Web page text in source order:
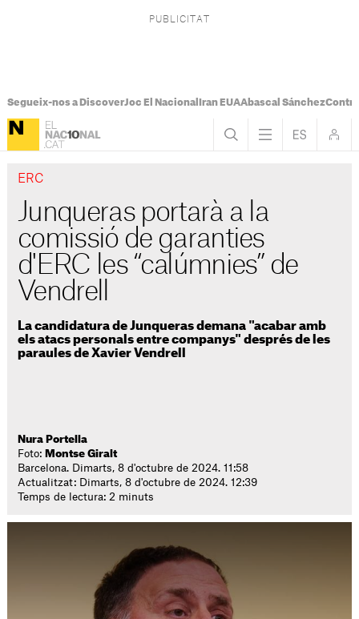
Segueix-nos a DiscoverJoc El Nacional Iran EUAAbascal Sánchez
ERC
Junqueras portarà a la
comissió de garanties
d'ERC les “calúmnies” de
Vendrell
La candidatura de Junqueras demana "acabar amb
els atacs personals entre companys" després de les
paraules de Xavier Vendrell
Nura Portella
Foto: Montse Giralt
Barcelona. Dimarts, 8 d'octubre de 2024. 11:58
Actualitzat: Dimarts, 8 d'octubre de 2024. 12:39
Temps de lectura: 2 minuts